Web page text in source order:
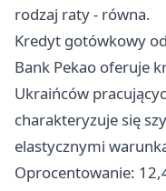
rodzaj raty - równa.
Kredyt gotówkowy
Bank Pekao oferuje
Ukraińców
charakteryzuje się
elastycznymi
Oprocentowanie: